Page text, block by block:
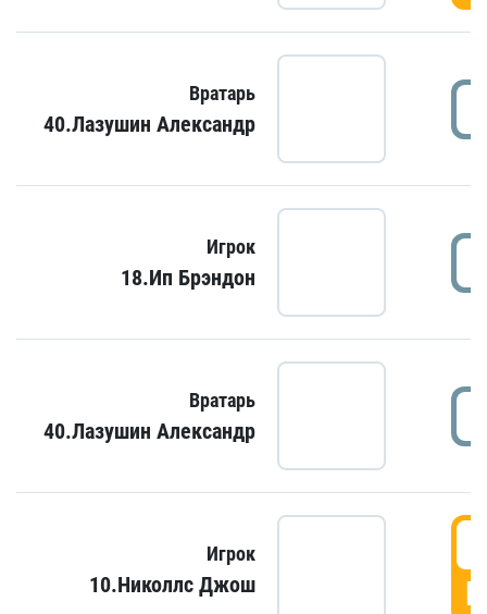
Вратарь
40.Лазушин Александр
Игрок
18.Ип Брэндон
Вратарь
40.Лазушин Александр
Игрок
10.Николлс Джош